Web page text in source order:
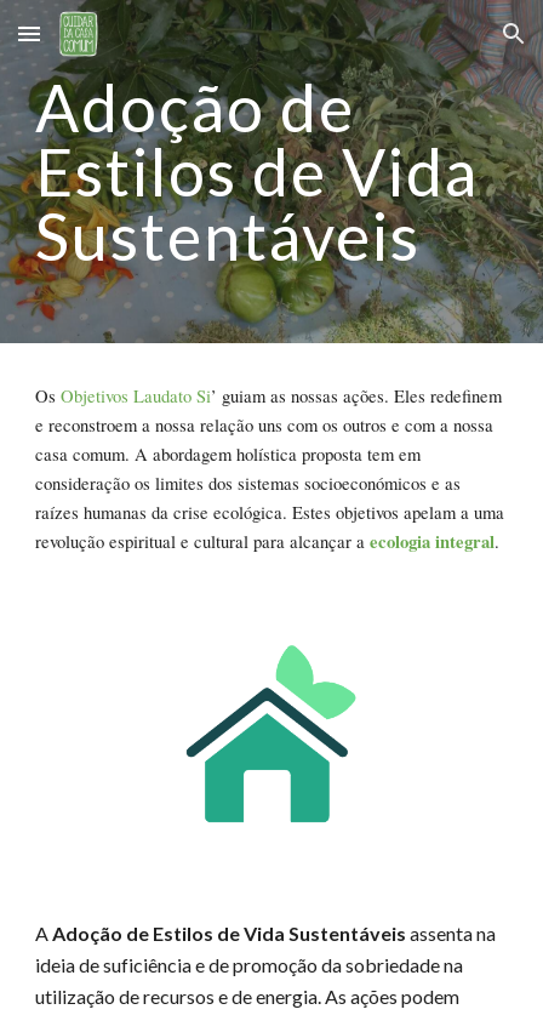
Skip to main content Skip to navigation
Adoção de
Estilos de Vida
Sustentáveis
OsObjetivos Laudato Si’ guiam as nossas ações. Eles redefinem
e reconstroem a nossa relação uns com os outros e com a nossa
casa comum. A abordagem holística proposta tem em
consideração os limites dos sistemas socioeconómicos e as
raízes humanas da crise ecológica. Estes objetivos apelam a uma
revolução espiritual e cultural para alcançar aecologia integral.
AAdoção de Estilos de Vida Sustentáveis assenta na
ideia de suficiência e de promoção da sobriedade na
utilização de recursos e de energia. As ações podem